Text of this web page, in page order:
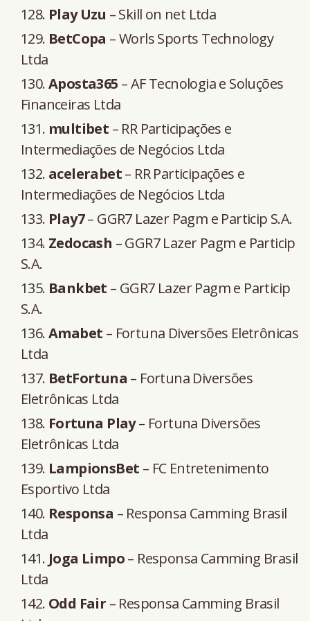
Play Uzu – Skill on net Ltda
BetCopa – Worls Sports Technology
Ltda
Aposta365 – AF Tecnologia e Soluções
Financeiras Ltda
multibet – RR Participações e
Intermediações de Negócios Ltda
acelerabet– RR Participações e
Intermediações de Negócios Ltda
Play7– GGR7 Lazer Pagm e Particip S.A.
Zedocash – GGR7 Lazer Pagm e Particip
S.A.
Bankbet – GGR7 Lazer Pagm e Particip
S.A.
Amabet – Fortuna Diversões Eletrônicas
Ltda
BetFortuna – Fortuna Diversões
Eletrônicas Ltda
Fortuna Play– Fortuna Diversões
Eletrônicas Ltda
LampionsBet – FC Entretenimento
Esportivo Ltda
Responsa – Responsa Camming Brasil
Ltda
Joga Limpo– Responsa Camming Brasil
Ltda
Odd Fair – Responsa Camming Brasil